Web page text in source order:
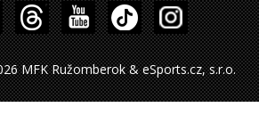
MFK Ružomberok & eSports.cz, s.r.o.